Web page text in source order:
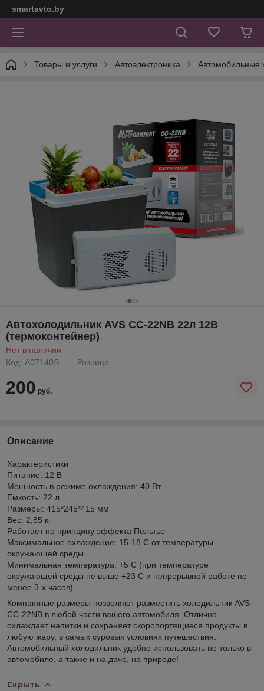
smartavto.by
Товары и услуги Автоэлектроника Автомобильные
Автохолодильник AVS CC-22NB 22л 12В
(термоконтейнер)
Нет в наличии
Код: A07140S
Розница
200 руб.
Описание
Характеристики
Питание: 12 В
Мощность в режиме охлаждения: 40 Вт
Емкость: 22 л
Размеры: 415*245*415 мм
Вес: 2,85 кг
Работает по принципу эффекта Пельтье
Максимальное охлаждение: 15-18 С от температуры
окружающей среды
Минимальная температура: +5 С (при температуре
окружающей среды не выше +23 С и непрерывной работе не
менее 3-х часов)
Компактные размеры позволяют разместить холодильник AVS
CC-22NB в любой части вашего автомобиля. Отлично
охлаждает напитки и сохраняет скоропортящиеся продукты в
любую жару, в самых суровых условиях путешествия.
Автомобильный холодильник удобно использовать не только в
автомобиле, а также и на даче, на природе!
Скрыть